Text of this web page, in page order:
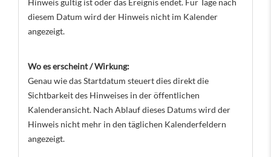
Hinweis gültig ist oder das Ereignis endet. Für Tage nach
diesem Datum wird der Hinweis nicht im Kalender
angezeigt.
Wo es erscheint / Wirkung:
Genau wie das Startdatum steuert dies direkt die
Sichtbarkeit des Hinweises in der öffentlichen
Kalenderansicht. Nach Ablauf dieses Datums wird der
Hinweis nicht mehr in den täglichen Kalenderfeldern
angezeigt.